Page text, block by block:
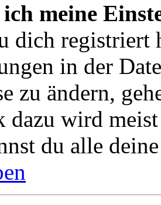
meine
dich registriert
in der
zu ändern,
dazu wird
du alle